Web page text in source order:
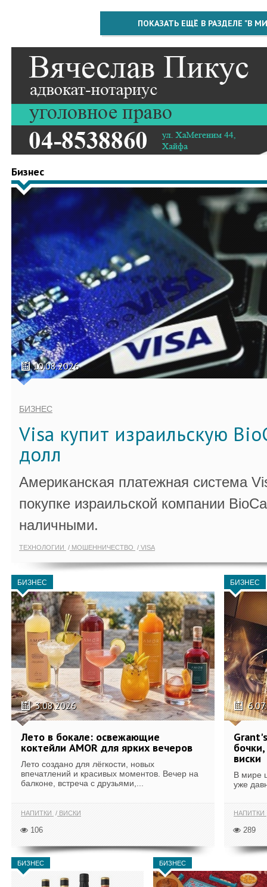
ПОКАЗАТЬ ЕЩЁ В РАЗДЕЛЕ "В
Бизнес
10.08.2026
БИЗНЕС
Visa купит израильскую
долл
Американская платежная система
покупке израильской компании
наличными.
ТЕХНОЛОГИИ МОШЕННИЧЕСТВО VISA
БИЗНЕС
3.08.2026
Лето в бокале: освежающие
коктейли AMOR для ярких вечеров
Лето создано для лёгкости, новых
впечатлений и красивых моментов. Вечер на
балконе, встреча с друзьями,...
НАПИТКИ ВИСКИ
106
БИЗНЕС
виски
В мире
уже
НАПИТКИ
289
БИЗНЕС БИЗНЕС